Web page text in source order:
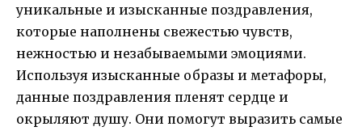
уникальные и изысканные поздравления,
которые наполнены свежестью чувств,
нежностью и незабываемыми эмоциями.
Используя изысканные образы и метафоры,
данные поздравления пленят сердце и
окрыляют душу. Они помогут выразить самые